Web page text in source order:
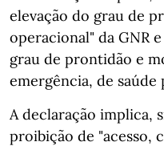
elevação do grau de
operacional" da GNR
grau de prontidão e
emergência, de saúde
A declaração implica,
proibição de "acesso,